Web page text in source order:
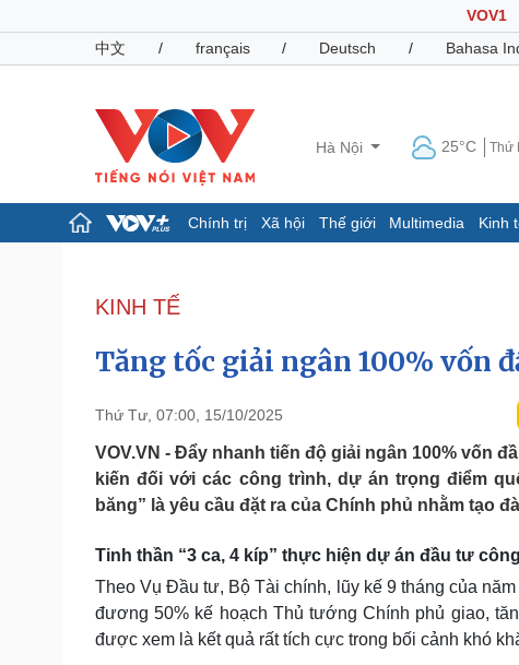
VOV1
中文
/ français / Deutsch / Bahasa
Hà Nội 25°C Thứ
Chính trị Xã hội Thế giới Multimedia Kinh
Đảng
Tổ chức nhân sự
Nhận diện sự thật
Dấu ấn VOV
Pháp luật
Vụ án
Tin nóng
Quân sự - Quốc phòng
Vũ khí
Việt Nam
Sức khỏe
Dinh dưỡng - món ngon
Đời sống
Nhà đẹp
KINH TẾ
Tăng tốc giải ngân 100% vốn
Thứ Tư, 07:00, 15/10/2025
VOV.VN - Đẩy nhanh tiến độ giải ngân 100% vốn
kiến đối với các công trình, dự án trọng điểm
băng” là yêu cầu đặt ra của Chính phủ nhằm tạo
Tinh thần “3 ca, 4 kíp” thực hiện dự án đầu tư công
Theo Vụ Đầu tư, Bộ Tài chính, lũy kế 9 tháng của
đương 50% kế hoạch Thủ tướng Chính phủ giao,
được xem là kết quả rất tích cực trong bối cảnh khó